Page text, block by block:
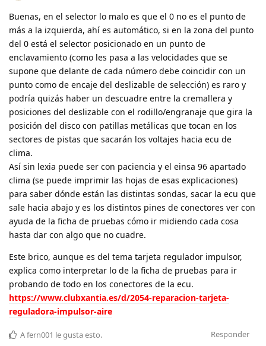
Buenas, en el selector lo malo es que el 0 no es el punto de
más a la izquierda, ahí es automático, si en la zona del punto
del 0 está el selector posicionado en un punto de
enclavamiento (como les pasa a las velocidades que se
supone que delante de cada número debe coincidir con un
punto como de encaje del deslizable de selección) es raro y
podría quizás haber un descuadre entre la cremallera y
posiciones del deslizable con el rodillo/engranaje que gira la
posición del disco con patillas metálicas que tocan en los
sectores de pistas que sacarán los voltajes hacia ecu de
clima.
Así sin lexia puede ser con paciencia y el einsa 96 apartado
clima (se puede imprimir las hojas de esas explicaciones)
para saber dónde están las distintas sondas, sacar la ecu que
sale hacia abajo y es los distintos pines de conectores ver con
ayuda de la ficha de pruebas cómo ir midiendo cada cosa
hasta dar con algo que no cuadre.
Este brico, aunque es del tema tarjeta regulador impulsor,
explica como interpretar lo de la ficha de pruebas para ir
probando de todo en los conectores de la ecu.
https://www.clubxantia.es/d/2054-reparacion-tarjeta-
reguladora-impulsor-aire
Responder
Afern001 le gusta esto.